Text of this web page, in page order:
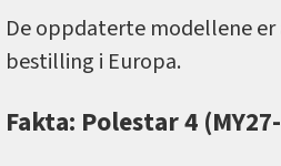
De oppdaterte modellene
bestilling i Europa.
Fakta: Polestar 4